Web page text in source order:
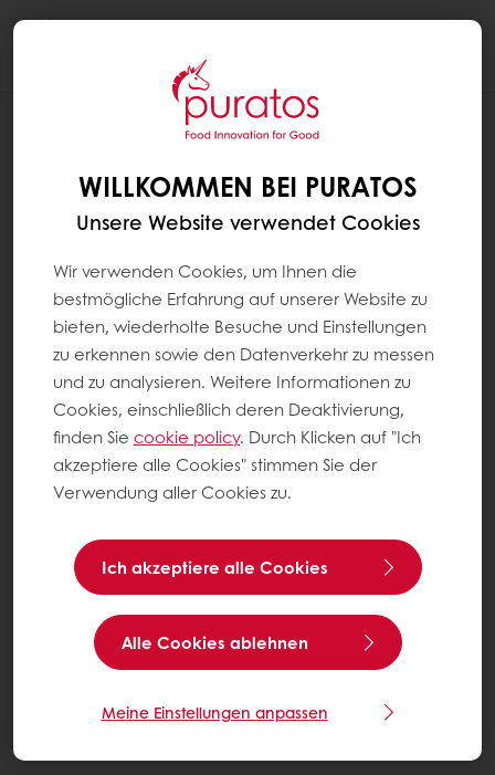
REZEPTE
WILLKOMMEN BEI PURATOS
Unsere Website verwendet Cookies
Wir verwenden Cookies, um Ihnen die
bestmögliche Erfahrung auf unserer Website zu
bieten, wiederholte Besuche und Einstellungen
zu erkennen sowie den Datenverkehr zu messen
und zu analysieren. Weitere Informationen zu
Cookies, einschließlich deren Deaktivierung,
finden Sie cookie policy. Durch Klicken auf "Ich
akzeptiere alle Cookies" stimmen Sie der
Verwendung aller Cookies zu.
Ich akzeptiere alle Cookies
Alle Cookies ablehnen
Meine Einstellungen anpassen